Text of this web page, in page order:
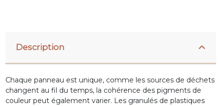
Description
Chaque panneau est unique, comme les sources de déchets
changent au fil du temps, la cohérence des pigments de
couleur peut également varier. Les granulés de plastiques